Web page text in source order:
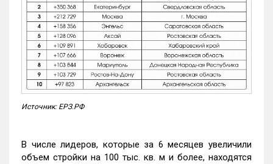
Источник: ЕРЗ.РФ
В числе лидеров, которые за 6 месяцев увеличили
объем стройки на 100 тыс. кв. м и более, находятся